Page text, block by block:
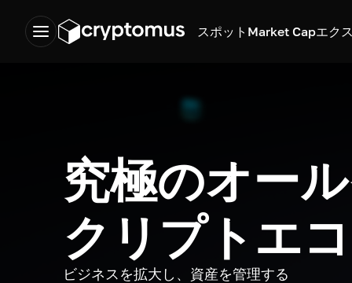
スポット Market Capエク
究極のオー
クリプトエ
ビジネスを拡大し、資産を管理する